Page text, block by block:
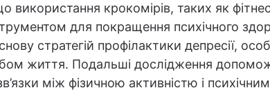
використання крокомірів, таких як
для покращення психічного
стратегій профілактики депресії,
життя. Подальші дослідження
між фізичною активністю і